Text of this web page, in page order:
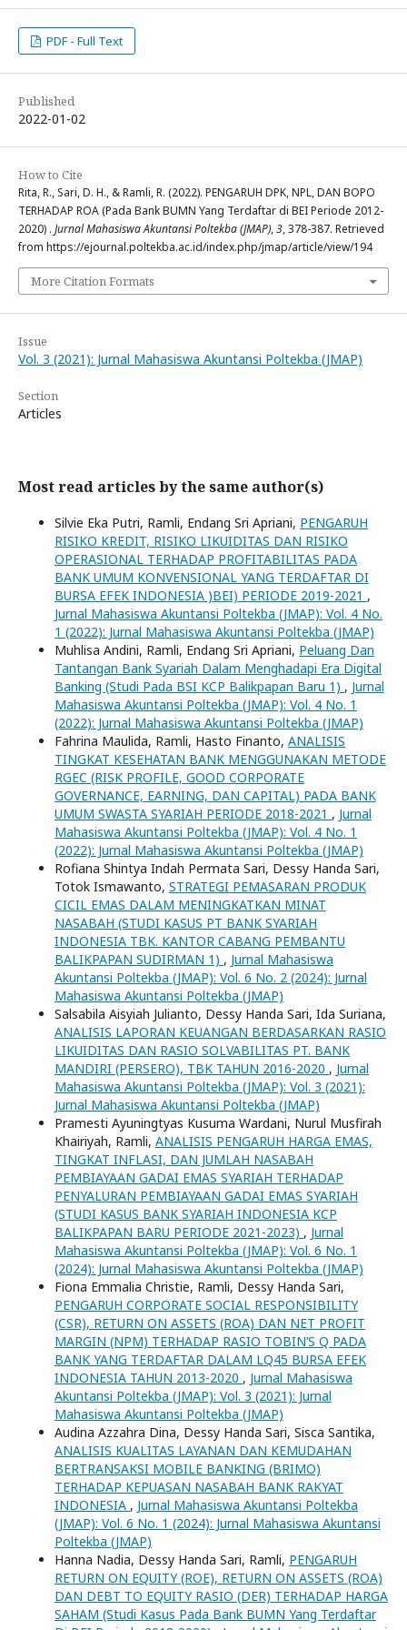
PDF - Full Text
Published
2022-01-02
How to Cite
Rita, R., Sari, D. H., & Ramli, R. (2022). PENGARUH DPK, NPL, DAN BOPO
TERHADAP ROA (Pada Bank BUMN Yang Terdaftar di BEI Periode 2012-
2020) . Jurnal Mahasiswa Akuntansi Poltekba (JMAP),3, 378-387. Retrieved
from https://ejournal.poltekba.ac.id/index.php/jmap/article/view/194
More Citation Formats
Issue
Vol. 3 (2021): Jurnal Mahasiswa Akuntansi Poltekba (JMAP)
Section
Articles
Most read articles by the same author(s)
Silvie Eka Putri, Ramli, Endang Sri Apriani, PENGARUH
RISIKO KREDIT, RISIKO LIKUIDITAS DAN RISIKO
OPERASIONAL TERHADAP PROFITABILITAS PADA
BANK UMUM KONVENSIONAL YANG TERDAFTAR DI
BURSA EFEK INDONESIA )BEI) PERIODE 2019-2021 ,
Jurnal Mahasiswa Akuntansi Poltekba (JMAP): Vol. 4 No.
1 (2022): Jurnal Mahasiswa Akuntansi Poltekba (JMAP)
Muhlisa Andini, Ramli, Endang Sri Apriani, Peluang Dan
Tantangan Bank Syariah Dalam Menghadapi Era Digital
Banking (Studi Pada BSI KCP Balikpapan Baru 1) , Jurnal
Mahasiswa Akuntansi Poltekba (JMAP): Vol. 4 No. 1
(2022): Jurnal Mahasiswa Akuntansi Poltekba (JMAP)
Fahrina Maulida, Ramli, Hasto Finanto, ANALISIS
TINGKAT KESEHATAN BANK MENGGUNAKAN METODE
RGEC (RISK PROFILE, GOOD CORPORATE
GOVERNANCE, EARNING, DAN CAPITAL) PADA BANK
UMUM SWASTA SYARIAH PERIODE 2018-2021 , Jurnal
Mahasiswa Akuntansi Poltekba (JMAP): Vol. 4 No. 1
(2022): Jurnal Mahasiswa Akuntansi Poltekba (JMAP)
Rofiana Shintya Indah Permata Sari, Dessy Handa Sari,
Totok Ismawanto, STRATEGI PEMASARAN PRODUK
CICIL EMAS DALAM MENINGKATKAN MINAT
NASABAH (STUDI KASUS PT BANK SYARIAH
INDONESIA TBK. KANTOR CABANG PEMBANTU
BALIKPAPAN SUDIRMAN 1) , Jurnal Mahasiswa
Akuntansi Poltekba (JMAP): Vol. 6 No. 2 (2024): Jurnal
Mahasiswa Akuntansi Poltekba (JMAP)
Salsabila Aisyiah Julianto, Dessy Handa Sari, Ida Suriana,
ANALISIS LAPORAN KEUANGAN BERDASARKAN RASIO
LIKUIDITAS DAN RASIO SOLVABILITAS PT. BANK
MANDIRI (PERSERO), TBK TAHUN 2016-2020 , Jurnal
Mahasiswa Akuntansi Poltekba (JMAP): Vol. 3 (2021):
Jurnal Mahasiswa Akuntansi Poltekba (JMAP)
Pramesti Ayuningtyas Kusuma Wardani, Nurul Musfirah
Khairiyah, Ramli, ANALISIS PENGARUH HARGA EMAS,
TINGKAT INFLASI, DAN JUMLAH NASABAH
PEMBIAYAAN GADAI EMAS SYARIAH TERHADAP
PENYALURAN PEMBIAYAAN GADAI EMAS SYARIAH
(STUDI KASUS BANK SYARIAH INDONESIA KCP
BALIKPAPAN BARU PERIODE 2021-2023) , Jurnal
Mahasiswa Akuntansi Poltekba (JMAP): Vol. 6 No. 1
(2024): Jurnal Mahasiswa Akuntansi Poltekba (JMAP)
Fiona Emmalia Christie, Ramli, Dessy Handa Sari,
PENGARUH CORPORATE SOCIAL RESPONSIBILITY
(CSR), RETURN ON ASSETS (ROA) DAN NET PROFIT
MARGIN (NPM) TERHADAP RASIO TOBIN’S Q PADA
BANK YANG TERDAFTAR DALAM LQ45 BURSA EFEK
INDONESIA TAHUN 2013-2020 , Jurnal Mahasiswa
Akuntansi Poltekba (JMAP): Vol. 3 (2021): Jurnal
Mahasiswa Akuntansi Poltekba (JMAP)
Audina Azzahra Dina, Dessy Handa Sari, Sisca Santika,
ANALISIS KUALITAS LAYANAN DAN KEMUDAHAN
BERTRANSAKSI MOBILE BANKING (BRIMO)
TERHADAP KEPUASAN NASABAH BANK RAKYAT
INDONESIA , Jurnal Mahasiswa Akuntansi Poltekba
(JMAP): Vol. 6 No. 1 (2024): Jurnal Mahasiswa Akuntansi
Poltekba (JMAP)
Hanna Nadia, Dessy Handa Sari, Ramli, PENGARUH
RETURN ON EQUITY (ROE), RETURN ON ASSETS (ROA)
DAN DEBT TO EQUITY RASIO (DER) TERHADAP HARGA
SAHAM (Studi Kasus Pada Bank BUMN Yang Terdaftar